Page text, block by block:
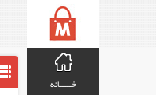
خـــــانه